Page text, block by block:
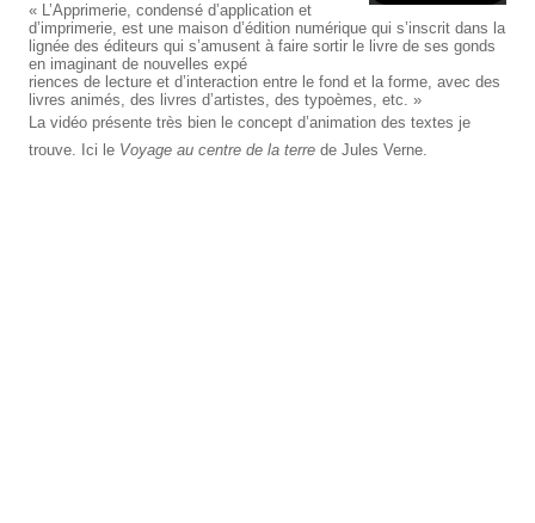
« L’Apprimerie, condensé d’application et
d’imprimerie, est une maison d’édition numérique qui s’inscrit dans la
lignée des éditeurs qui s’amusent à faire sortir le livre de ses gonds
en imaginant de nouvelles expé
riences de lecture et d’interaction entre le fond et la forme, avec des
livres animés, des livres d’artistes, des typoèmes, etc. »
La vidéo présente très bien le concept d’animation des textes je
trouve. Ici le Voyage au centre de la terre de Jules Verne.